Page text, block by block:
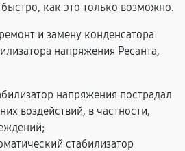
как это только возможно.
и замену конденсатора
напряжения Ресанта,
напряжения пострадал
воздействий, в частности,
стабилизатор